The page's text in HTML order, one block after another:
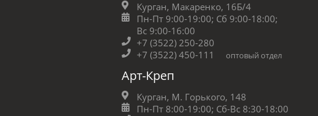
Курган, Макаренко, 16Б/4
Пн-Пт 9:00-19:00; Сб 9:00-18:00;
Вс 9:00-16:00
+7 (3522) 250-280
+7 (3522) 450-111
оптовый отдел
Арт-Креп
Курган, М. Горького, 148
Пн-Пт 8:00-19:00; Сб-Вс 8:30-18:00